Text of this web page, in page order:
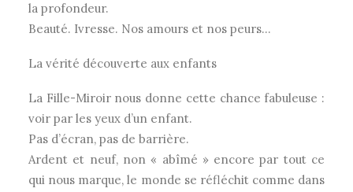
la profondeur.
Beauté. Ivresse. Nos amours et nos peurs…
La vérité découverte aux enfants
La Fille-Miroir nous donne cette chance fabuleuse :
voir par les yeux d’un enfant.
Pas d’écran, pas de barrière.
Ardent et neuf, non « abîmé » encore par tout ce
qui nous marque, le monde se réfléchit comme dans